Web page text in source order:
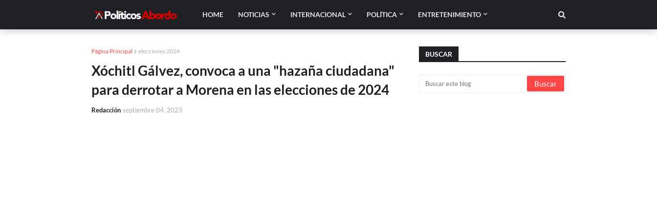
HOME NOTICIAS INTERNACIONAL POLÍTICA ENTRETENIMIENTO
Página Principal elecciones 2024
Xóchitl Gálvez, convoca a una "hazaña ciudadana"
para derrotar a Morena en las elecciones de 2024
Redacción septiembre 04, 2023
BUSCAR